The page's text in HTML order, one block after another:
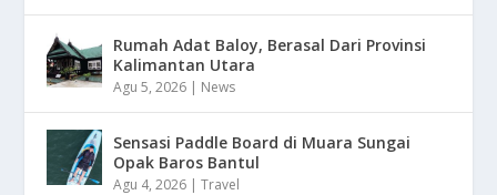
Rumah Adat Baloy, Berasal Dari Provinsi
Kalimantan Utara
Agu 5, 2026 | News
Sensasi Paddle Board di Muara Sungai
Opak Baros Bantul
Agu 4, 2026 |Travel